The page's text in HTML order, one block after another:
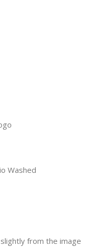
Washed
from the image